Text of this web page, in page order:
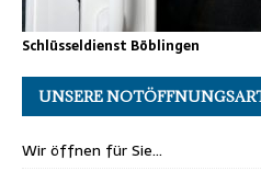
Schlüsseldienst Böblingen
UNSERE
Wir öffnen für Sie…